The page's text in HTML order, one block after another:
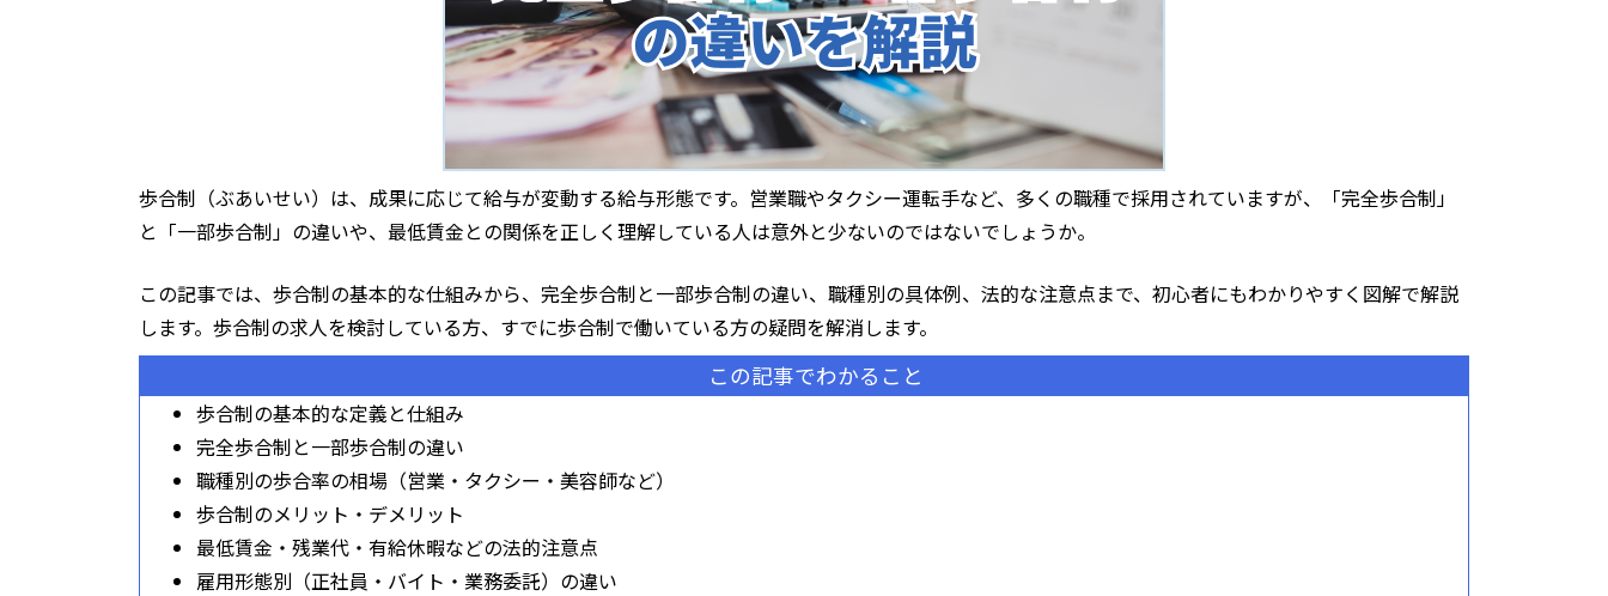
歩合制（ぶあいせい）は、成果に応じて給与が変動する給与形態です。営業職やタクシー運転手など、多くの職種で採用されていますが、「完全歩合制」
と「一部歩合制」の違いや、最低賃金との関係を正しく理解している人は意外と少ないのではないでしょうか。
この記事では、歩合制の基本的な仕組みから、完全歩合制と一部歩合制の違い、職種別の具体例、法的な注意点まで、初心者にもわかりやすく図解で解説
します。歩合制の求人を検討している方、すでに歩合制で働いている方の疑問を解消します。
この記事でわかること
歩合制の基本的な定義と仕組み
完全歩合制と一部歩合制の違い
職種別の歩合率の相場（営業・タクシー・美容師など）
歩合制のメリット・デメリット
最低賃金・残業代・有給休暇などの法的注意点
雇用形態別（正社員・バイト・業務委託）の違い